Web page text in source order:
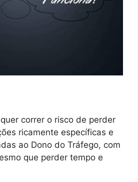
correr o risco de perder
ricamente específicas e
ao Dono do Tráfego, com
que perder tempo e